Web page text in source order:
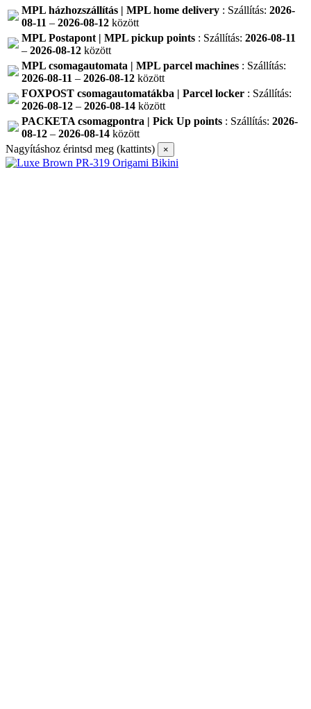
MPL házhozszállítás | MPL home delivery : Szállítás: 2026-
08-11 – 2026-08-12 között
MPL Postapont | MPL pickup points : Szállítás: 2026-08-11
– 2026-08-12 között
MPL csomagautomata | MPL parcel machines : Szállítás:
2026-08-11 – 2026-08-12 között
FOXPOST csomagautomatákba | Parcel locker : Szállítás:
2026-08-12 – 2026-08-14 között
PACKETA csomagpontra | Pick Up points : Szállítás: 2026-
08-12 – 2026-08-14 között
Nagyításhoz érintsd meg (kattints)
×